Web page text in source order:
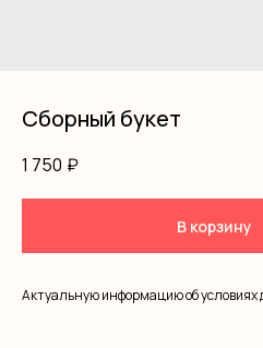
Сборный букет
1 750 ₽
В корзину
Актуальную информацию об условиях